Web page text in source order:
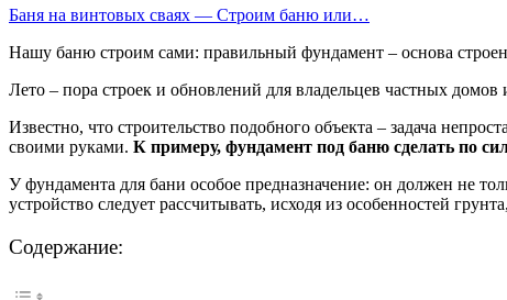
Баня на винтовых сваях — Строим баню или…
Нашу баню строим сами: правильный фундамент – основа
Лето – пора строек и обновлений для владельцев частных
Известно, что строительство подобного объекта – задача
своими руками. К примеру, фундамент под баню сделать по
У фундамента для бани особое предназначение: он должен не
устройство следует рассчитывать, исходя из особенностей
Содержание: